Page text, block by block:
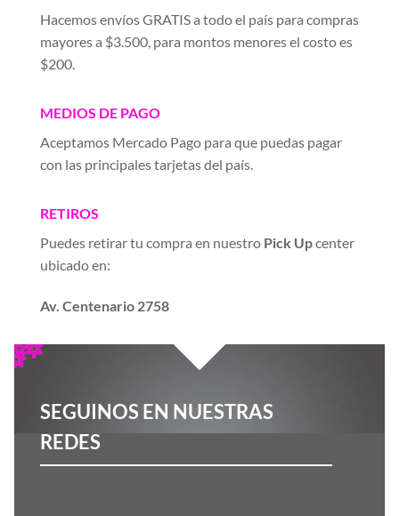
Hacemos envíos GRATIS a todo el país para compras
mayores a $3.500, para montos menores el costo es
$200.
MEDIOS DE PAGO
Aceptamos Mercado Pago para que puedas pagar
con las principales tarjetas del país.
RETIROS
Puedes retirar tu compra en nuestro Pick Upcenter
ubicado en:
Av. Centenario 2758
SEGUINOS EN NUESTRAS
REDES